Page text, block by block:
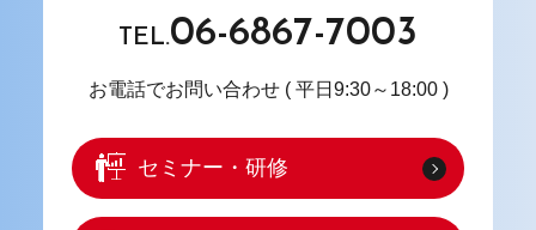
TEL.06-6867-7003
お電話でお問い合わせ ( 平日9:30～18:00 )
セミナー・研修